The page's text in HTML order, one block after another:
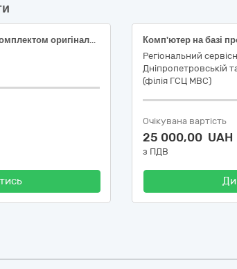
Плоттер з додатковим комплектом оригінальних картриджів 300 мл.
Комп'ютер на базі
Регіональний
Дніпропетровській
(філія ГСЦ МВС)
Очікувана вартість
25 000,00 UAH
з ПДВ